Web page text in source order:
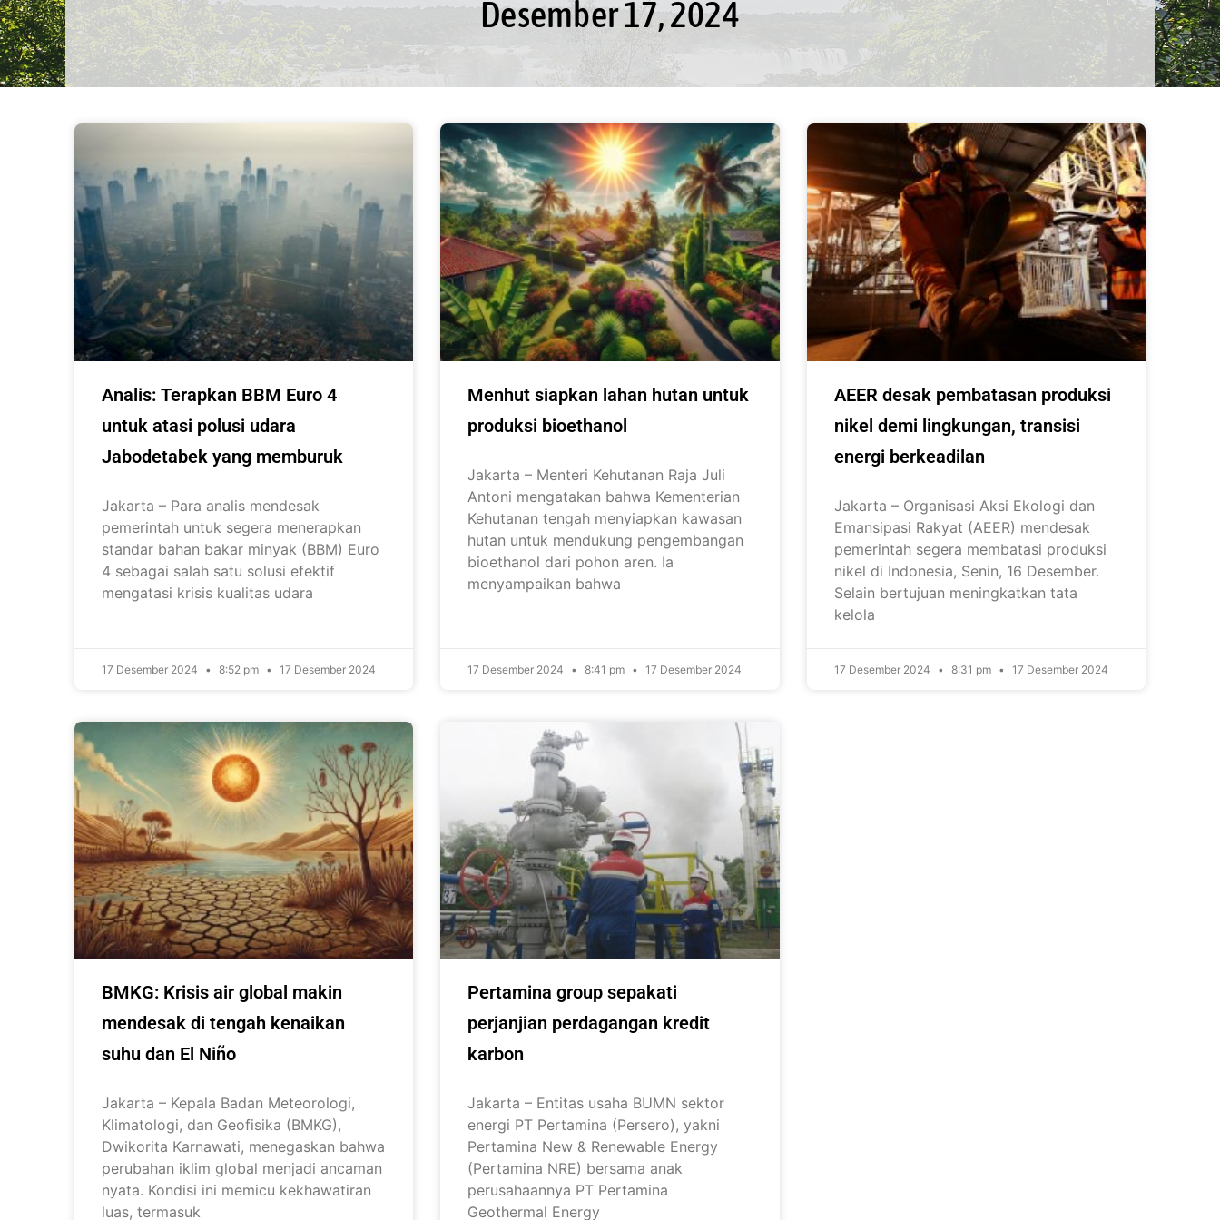
Desember 17, 2024
Analis: Terapkan BBM Euro 4
untuk atasi polusi udara
Jabodetabek yang memburuk
Jakarta – Para analis mendesak
pemerintah untuk segera menerapkan
standar bahan bakar minyak (BBM) Euro
4 sebagai salah satu solusi efektif
mengatasi krisis kualitas udara
17 Desember 2024 8:52 pm 17 Desember 2024
Menhut siapkan lahan hutan untuk
produksi bioethanol
Jakarta – Menteri Kehutanan Raja Juli
Antoni mengatakan bahwa Kementerian
Kehutanan tengah menyiapkan kawasan
hutan untuk mendukung pengembangan
bioethanol dari pohon aren. Ia
menyampaikan bahwa
17 Desember 2024 8:41 pm 17 Desember 2024
AEER desak pembatasan produksi
nikel demi lingkungan, transisi
energi berkeadilan
Jakarta – Organisasi Aksi Ekologi dan
Emansipasi Rakyat (AEER) mendesak
pemerintah segera membatasi produksi
nikel di Indonesia, Senin, 16 Desember.
Selain bertujuan meningkatkan tata
kelola
17 Desember 2024 8:31 pm 17 Desember 2024
BMKG: Krisis air global makin
mendesak di tengah kenaikan
suhu dan El Niño
Jakarta – Kepala Badan Meteorologi,
Klimatologi, dan Geofisika (BMKG),
Dwikorita Karnawati, menegaskan bahwa
perubahan iklim global menjadi ancaman
nyata. Kondisi ini memicu kekhawatiran
luas, termasuk
Pertamina group sepakati
perjanjian perdagangan kredit
karbon
Jakarta – Entitas usaha BUMN sektor
energi PT Pertamina (Persero), yakni
Pertamina New & Renewable Energy
(Pertamina NRE) bersama anak
perusahaannya PT Pertamina
Geothermal Energy